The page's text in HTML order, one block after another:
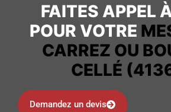
FAITES APPEL
POUR VOTRE
CARREZ OU
CELLÉ
Demandez un devis